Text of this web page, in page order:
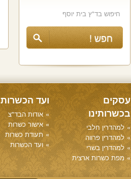
עסקים
בכשרותינו
למהדרין חלבי
למהדרין פרווה
למהדרין בשרי
מפת כשרות ארצית
ועד הכשרות
אודות הבד"צ
אישור כשרות
תעודת כשרות
ועד הכשרות